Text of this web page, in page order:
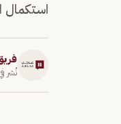
استكمال
نُشر